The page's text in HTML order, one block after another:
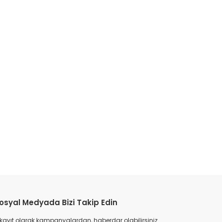
Medyada Bizi Takip Edin
olarak kampanyalardan, haberdar olabilirsiniz.